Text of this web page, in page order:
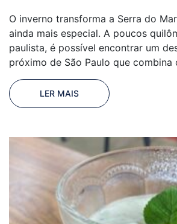
O inverno transforma a Serra do
ainda mais especial. A poucos
paulista, é possível encontrar um
próximo de São Paulo que combina
LER MAIS